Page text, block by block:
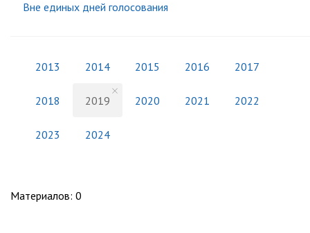
Вне единых дней голосования
2013 2014 2015 2016 2017
2018 2019 2020 2021 2022
2023 2024
Материалов: 0